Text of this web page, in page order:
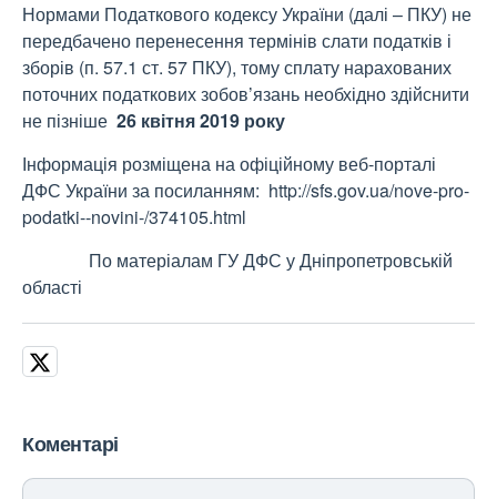
Нормами Податкового кодексу України (далі – ПКУ) не
передбачено перенесення термінів слати податків і
зборів (п. 57.1 ст. 57 ПКУ), тому сплату нарахованих
поточних податкових зобов’язань необхідно здійснити
не пізніше 26 квітня 2019 року
Інформація розміщена на офіційному веб-порталі
ДФС України за посиланням: http://sfs.gov.ua/nove-pro-
podatki--novini-/374105.html
По матеріалам ГУ ДФС у Дніпропетровській
області
Коментарі